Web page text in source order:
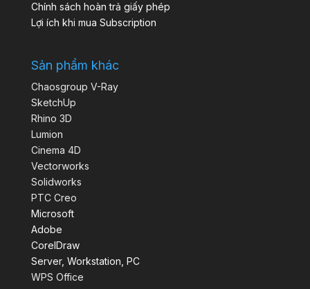
Chính sách hoàn trả giấy phép
Lợi ích khi mua Subscription
Sản phẩm khác
Chaosgroup V-Ray
SketchUp
Rhino 3D
Lumion
Cinema 4D
Vectorworks
Solidworks
PTC Creo
Microsoft
Adobe
CorelDraw
Server, Workstation, PC
WPS Office